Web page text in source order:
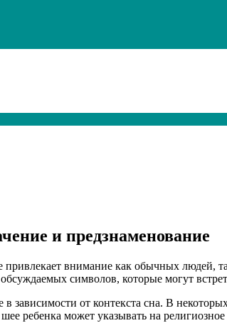
и предзнаменование
внимание как обычных людей,
символов, которые могут
зависимости от контекста сна. В
ребенка может указывать на религиозное